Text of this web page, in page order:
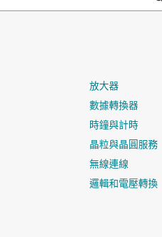
放大器
數據轉換器
時鐘與計時
晶粒與晶圓服務
無線連線
邏輯和電壓轉換